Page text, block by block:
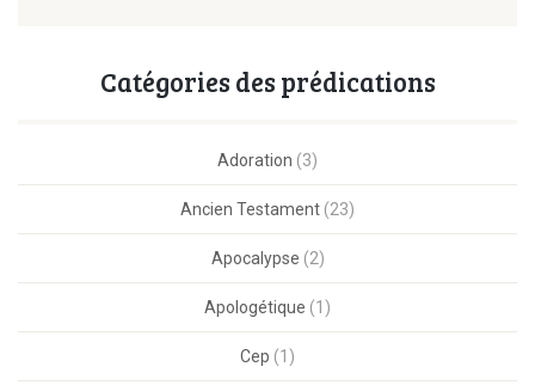
Catégories des prédications
Adoration (3)
Ancien Testament (23)
Apocalypse (2)
Apologétique (1)
Cep (1)